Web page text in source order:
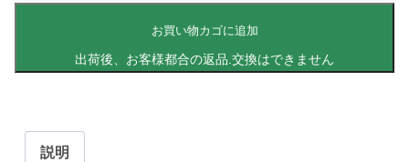
お買い物カゴに追加
説明